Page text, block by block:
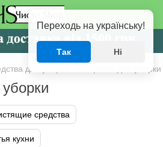
для уборки Салфетки для уборки
средства
кухни
Переходь на українську!
Так Ні